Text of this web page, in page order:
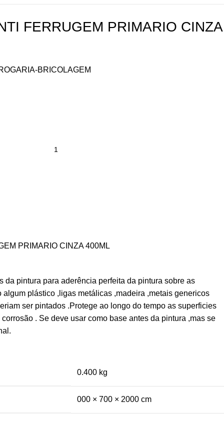
FERRUGEM PRIMARIO CINZA
BRICOLAGEM
PRIMARIO CINZA 400ML
da pintura para aderência perfeita da pintura sobre as
plástico ,ligas metálicas ,madeira ,metais genericos
ser pintados .Protege ao longo do tempo as superficies
. Se deve usar como base antes da pintura ,mas se
0.400 kg
000 × 700 × 2000 cm